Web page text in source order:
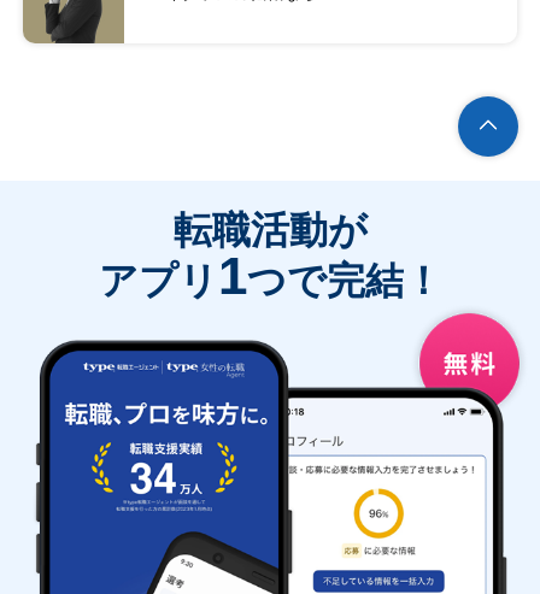
転職活動が
アプリ 1つで完結！